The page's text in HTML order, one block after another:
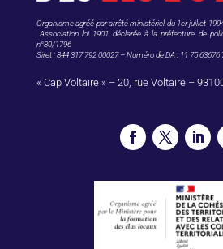
Organisme agréé par arrêté ministériel du 1er juillet
Association loi 1901 déclarée à la préfecture de
n°80/1796
Siret : 844 317 792 00027 – Numéro de DA : 11 75 63676
« Cap Voltaire » – 20, rue Voltaire –